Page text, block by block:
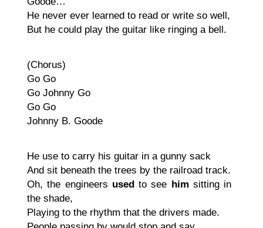
He never ever learned to read or write so well,
But he could play the guitar like ringing a bell.
(Chorus)
Go Go
Go Johnny Go
Go Go
Johnny B. Goode
He use to carry his guitar in a gunny sack
And sit beneath the trees by the railroad track.
Oh, the engineers used to see him sitting in
the shade,
Playing to the rhythm that the drivers made.